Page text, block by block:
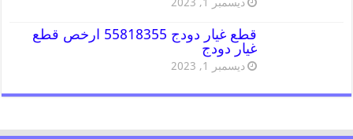
قطع غيار دودج 55818355 ارخص قطع
غيار دودج
ديسمبر 1, 2023